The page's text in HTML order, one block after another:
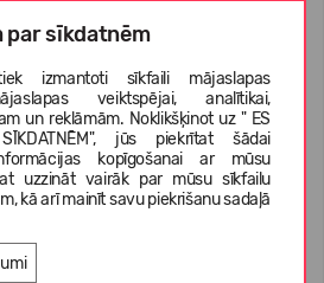
par sīkdatnēm
izmantoti sīkfaili mājaslapas
veiktspējai, analītikai,
un reklāmām. Noklikšķinot uz " ES
jūs piekrītat šādai
kopīgošanai ar mūsu
uzzināt vairāk par mūsu sīkfailu
kā arī mainīt savu piekrišanu sadaļā
(0)